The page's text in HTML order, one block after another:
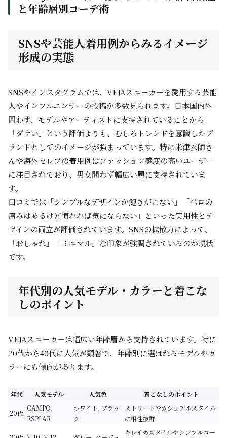
と年齢層別コーデ術
SNSや芸能人着用例からみるイメージ
形成の実態
SNSやインスタグラムでは、VEJAスニーカーを愛用する芸能
人やインフルエンサーの投稿が多数見られます。日本国内外
問わず、モデルやアーティストに支持されていることから
「ダサい」という評価よりも、むしろトレンドを意識したブ
ランドとしてのイメージが強まっています。特に米津玄師さ
んや海外セレブの着用例はファッション感度の高いユーザー
に注目されており、男女問わず幅広い層に支持されていま
す。
口コミでは「シンプルなデザインが飽きがこない」「ベロの
痛みはあるけど慣れれば気にならない」といった実用性とデ
ザインの両立が評価されています。SNSの拡散力によって、
「おしゃれ」「ミニマル」な印象が強調されているのが現状
です。
年代別の人気モデル・カラーと着こな
しのポイント
VEJAスニーカーは幅広い年齢層から支持されています。特に
20代から40代に人気が顕著で、年齢別に選ばれるモデルやカ
ラーにも傾向があります。
年代 人気モデル 人気色 着こなしのポイント
20代
CAMPO,
ESPLAR
ホワイト, ブラッ
ク
ストリートやカジュアルスタイル
に相性抜群
キレイめスタイルやシンプルコー